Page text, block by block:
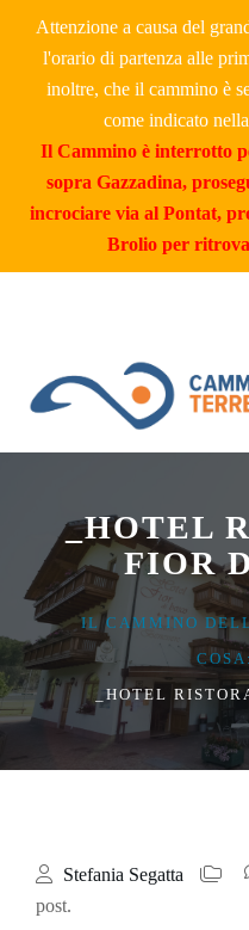
Attenzione a causa del
l'orario di partenza alle
inoltre, che il cammino è
come indicato
Il Cammino è interrotto
sopra Gazzadina,
incrociare via al Pontat,
Brolio per
_HOTEL
FIOR
IL CAMMINO
_HOTEL
Stefania Segatta
post.